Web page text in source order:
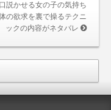
説かせる女の子の気持ち
の欲求を裏で操るテクニ
ックの内容がネタバレ